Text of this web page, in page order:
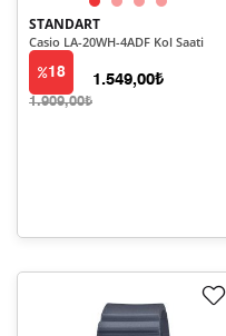
STANDART
Casio LA-20WH-4ADF Kol Saati
18
1.909,00₺
1.549,00₺